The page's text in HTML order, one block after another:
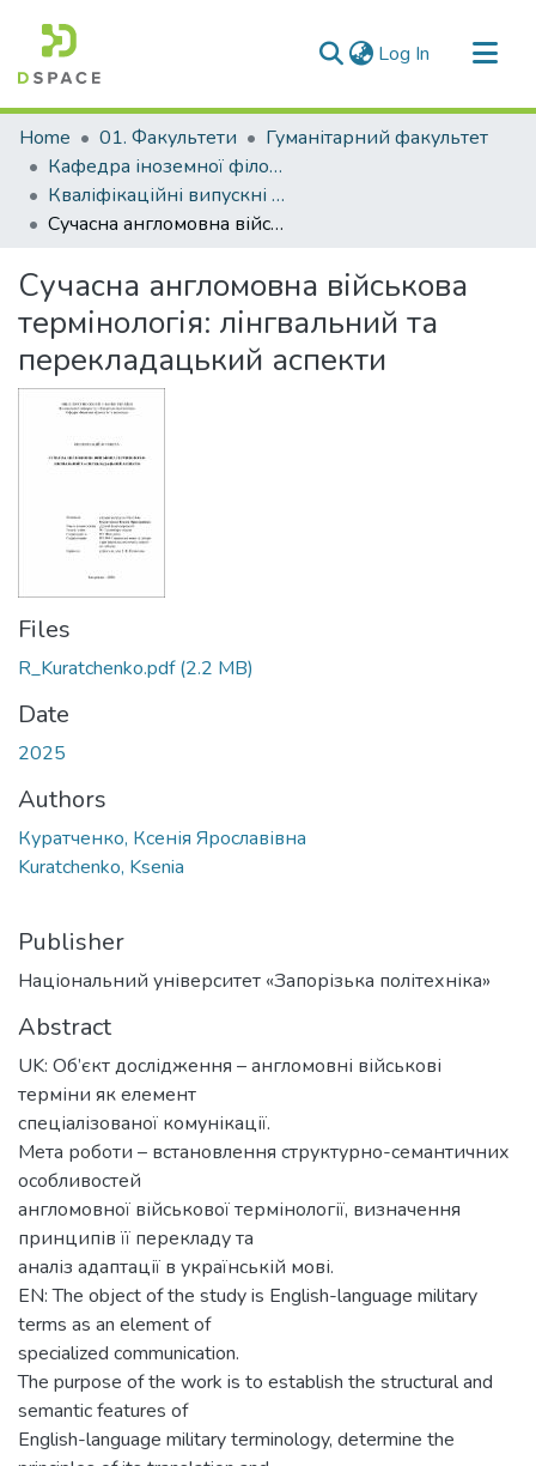
Log In (current)
Communities & Collections
All of DSpace
Statistics
Home 01. Факультети
Гуманітарний факультет
Кафедра іноземної філології та перекладу (Кафедра ІФ та П)
Кваліфікаційні випускні роботи здобувачів вищої освіти кафедри ІФ та П
Сучасна англомовна військова термінологія: лінгвальний та перекладацький аспекти
Сучасна англомовна військова
термінологія: лінгвальний та
перекладацький аспекти
Files
R_Kuratchenko.pdf(2.2 MB)
Date
2025
Authors
Куратченко, Ксенія Ярославівна
Kuratchenko, Ksenia
Publisher
Національний університет «Запорізька політехніка»
Abstract
UK: Об’єкт дослідження – англомовні військові
терміни як елемент
спеціалізованої комунікації.
Мета роботи – встановлення структурно-семантичних
особливостей
англомовної військової термінології, визначення
принципів її перекладу та
аналіз адаптації в українській мові.
EN: The object of the study is English-language military
terms as an element of
specialized communication.
The purpose of the work is to establish the structural and
semantic features of
English-language military terminology, determine the